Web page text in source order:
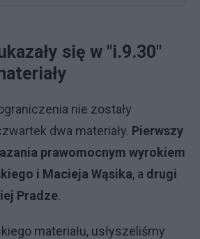
się w "i.9.30"
nie zostały
dwa materiały. Pierwszy
prawomocnym wyrokiem
i Macieja Wąsika, a drugi
Pradze.
materiału, usłyszeliśmy